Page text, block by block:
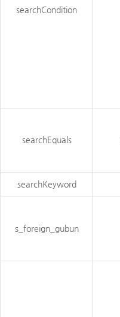
searchCondition
searchEquals
searchKeyword
s_foreign_gubun